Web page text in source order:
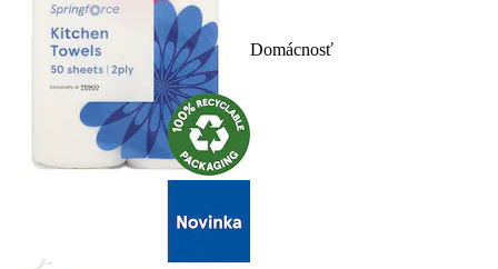
Domácnosť